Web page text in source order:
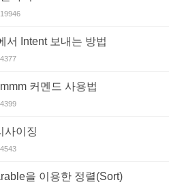
19946
서 Intent 보내는 방법
4377
커멘드 사용법
4399
사이징
4543
을 이용한 정렬(Sort)